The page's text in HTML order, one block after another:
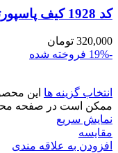
کد 1928 کیف پاسپورتی مدل باربی
320,000 تومان
-19%
فروخته شده
انتخاب گزینه ها این
ممکن است در صفحه
نمایش سریع
مقايسه
افزودن به علاقه مندی